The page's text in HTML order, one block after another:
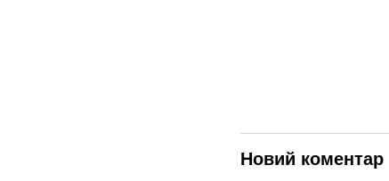
Новий коментар